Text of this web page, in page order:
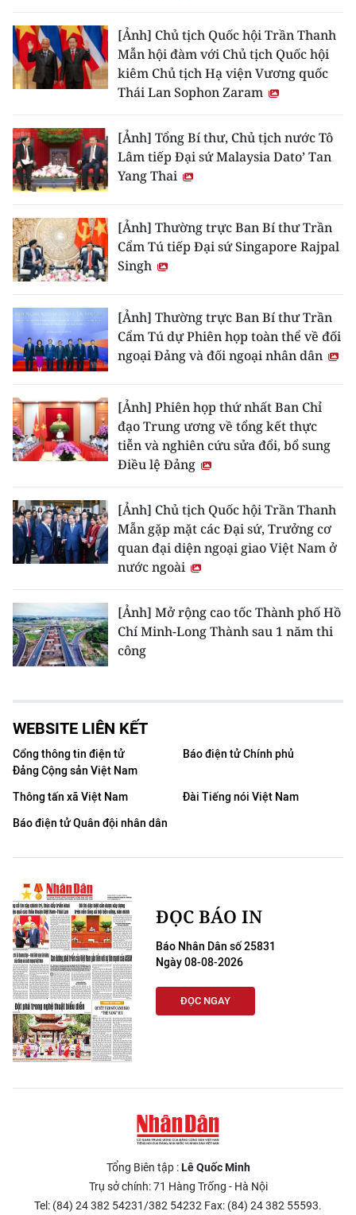
[Ảnh] Chủ tịch Quốc hội Trần Thanh
Mẫn hội đàm với Chủ tịch Quốc hội
kiêm Chủ tịch Hạ viện Vương quốc
Thái Lan Sophon Zaram
[Ảnh] Tổng Bí thư, Chủ tịch nước Tô
Lâm tiếp Đại sứ Malaysia Dato’ Tan
Yang Thai
[Ảnh] Thường trực Ban Bí thư Trần
Cẩm Tú tiếp Đại sứ Singapore Rajpal
Singh
[Ảnh] Thường trực Ban Bí thư Trần
Cẩm Tú dự Phiên họp toàn thể về đối
ngoại Đảng và đối ngoại nhân dân
[Ảnh] Phiên họp thứ nhất Ban Chỉ
đạo Trung ương về tổng kết thực
tiễn và nghiên cứu sửa đổi, bổ sung
Điều lệ Đảng
[Ảnh] Chủ tịch Quốc hội Trần Thanh
Mẫn gặp mặt các Đại sứ, Trưởng cơ
quan đại diện ngoại giao Việt Nam ở
nước ngoài
[Ảnh] Mở rộng cao tốc Thành phố Hồ
Chí Minh-Long Thành sau 1 năm thi
công
WEBSITE LIÊN KẾT
Cổng thông tin điện tử
Đảng Cộng sản Việt Nam
Báo điện tử Chính phủ
Thông tấn xã Việt Nam
Đài Tiếng nói Việt Nam
Báo điện tử Quân đội nhân dân
ĐỌC BÁO IN
Báo Nhân Dân số 25831
Ngày 08-08-2026
ĐỌC NGAY
Tổng Biên tập :Lê Quốc Minh
Trụ sở chính: 71 Hàng Trống - Hà Nội
Tel: (84) 24 382 54231/382 54232 Fax: (84) 24 382 55593.